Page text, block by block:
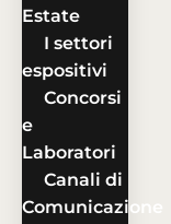
Estate
I settori
espositivi
Concorsi
e
Laboratori
Canali di
Comunicazione